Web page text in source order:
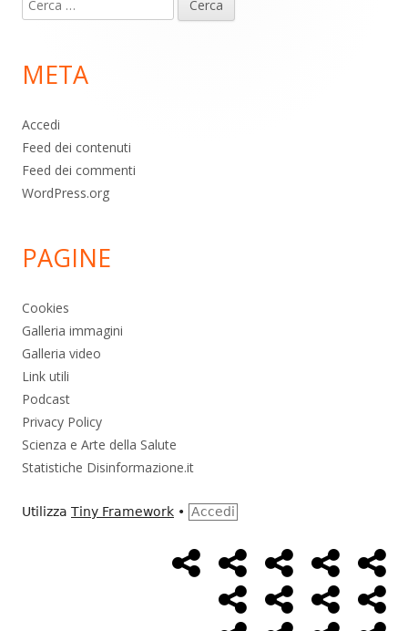
piè
pagina
per:
META
Accedi
Feed dei contenuti
Feed dei commenti
WordPress.org
PAGINE
Cookies
Galleria immagini
Galleria video
Link utili
Podcast
Privacy Policy
Scienza e Arte della Salute
Statistiche Disinformazione.it
Utilizza Tiny Framework • Accedi
MenùHome
Page
Alimentazione
AmbienteBambini
Cancro ControlloEconomia
FarmaciMassoneriaNWO